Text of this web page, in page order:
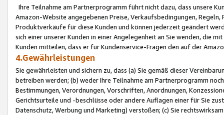
Ihre Teilnahme am Partnerprogramm führt nicht dazu, dass unsere
Amazon-Website angegebenen Preise, Verkaufsbedingungen,
Produktverkäufe für diese Kunden und können jederzeit geändert
sich einer unserer Kunden in einer Angelegenheit an Sie wenden, die
Kunden mitteilen, dass er für Kundenservice-Fragen den auf der
4.Gewährleistungen
Sie gewährleisten und sichern zu, dass (a) Sie gemäß dieser
betreiben werden; (b) weder Ihre Teilnahme am Partnerprogramm
Bestimmungen, Verordnungen, Vorschriften, Anordnungen,
Gerichtsurteile und -beschlüsse oder andere Auflagen einer für Sie
Datenschutz, Werbung und Marketing) verstoßen; (c) Sie